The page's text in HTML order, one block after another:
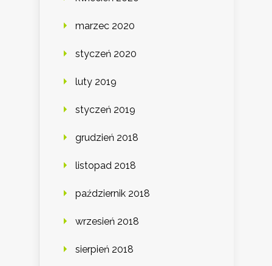
marzec 2020
styczeń 2020
luty 2019
styczeń 2019
grudzień 2018
listopad 2018
październik 2018
wrzesień 2018
sierpień 2018